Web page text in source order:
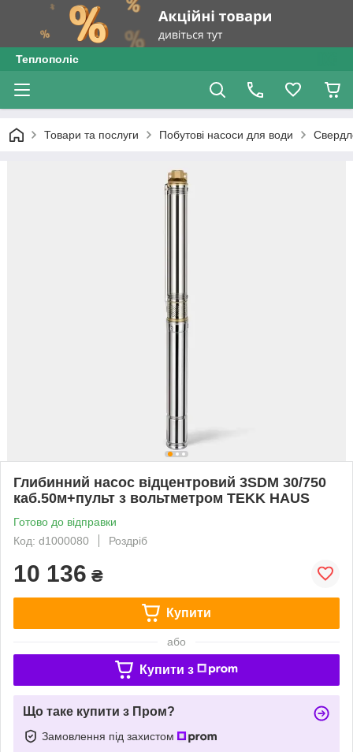
Теплополіс
Товари та послуги Побутові насоси для води
Глибинний насос відцентровий 3SDM 30/750
каб.50м+пульт з вольтметром TEKK HAUS
Готово до відправки
Код: d1000080
Роздріб
10 136 ₴
Купити
або
Купити з
Що таке купити з Пром?
Замовлення під захистом